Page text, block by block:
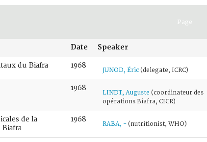
Page
Date Speaker
du Biafra 1968
JUNOD, Éric (delegate, ICRC)
1968
LINDT, Auguste (coordinateur des
opérations Biafra, CICR)
de la
1968
RABA, - (nutritionist, WHO)